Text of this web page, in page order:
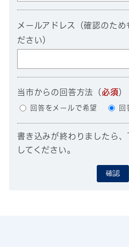
メールアドレス（確認のため
ださい）
当市からの回答方法 （必須）
回答をメールで希望 回
書き込みが終わりましたら
してください。
確認